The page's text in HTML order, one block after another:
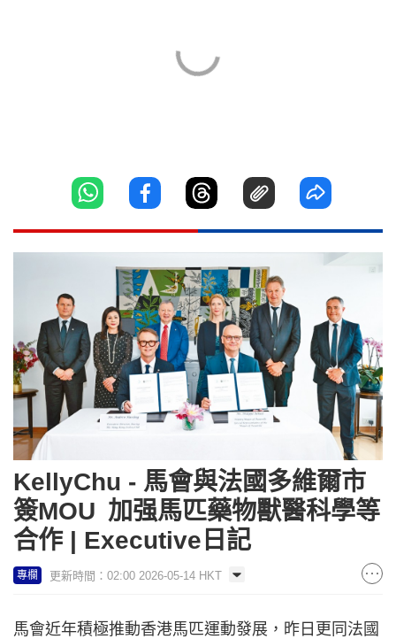
KellyChu - 馬會與法國多維爾市
簽MOU 加强馬匹藥物獸醫科學等
合作 | Executive日記
專欄 更新時間：02:00 2026-05-14 HKT
馬會近年積極推動香港馬匹運動發展，昨日更同法國